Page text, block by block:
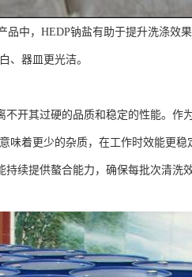
品中，HEDP钠盐有助于提升洗涤效
、器皿更光洁。
开其过硬的品质和稳定的性能。作
味着更少的杂质，在工作时效能更
续提供螯合能力，确保每批次清洗效